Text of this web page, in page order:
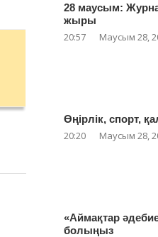
28 маусым:
жыры
20:57 Маусым 28,
Өңірлік, спорт,
20:20 Маусым 28,
«Аймақтар
болыңыз